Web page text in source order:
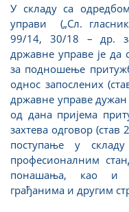
У складу са
управи („Сл.
99/14, 30/18 – др.
државне управе је
за подношење
однос запослених
државне управе
од дана пријема
захтева одговор
поступање у
професионалним
понашања, као и
грађанима и другим